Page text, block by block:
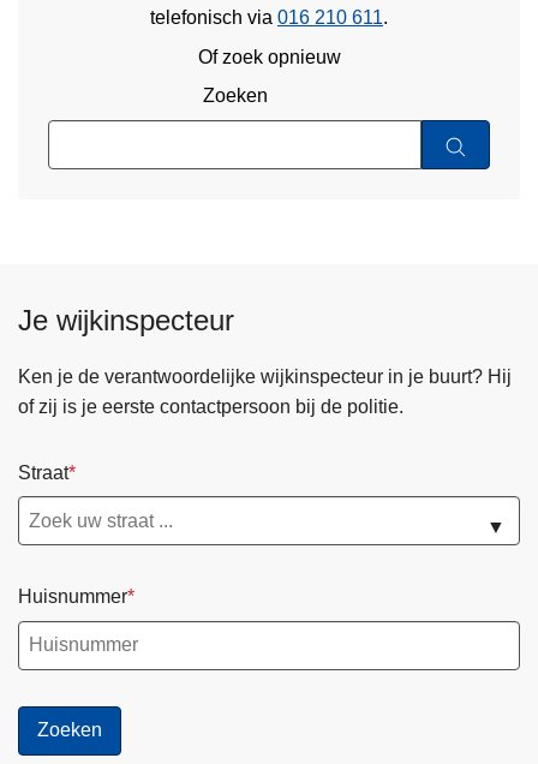
telefonisch via 016 210 611.
Of zoek opnieuw
Zoeken
Je wijkinspecteur
Ken je de verantwoordelijke wijkinspecteur in je buurt? Hij
of zij is je eerste contactpersoon bij de politie.
Straat
▼
Huisnummer